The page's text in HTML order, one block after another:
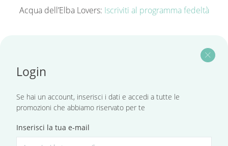
Acqua dell’Elba Lovers: Iscriviti al programma fedeltà
close
Login
Se hai un account, inserisci i dati e accedi a tutte le
promozioni che abbiamo riservato per te
Inserisci la tua e-mail